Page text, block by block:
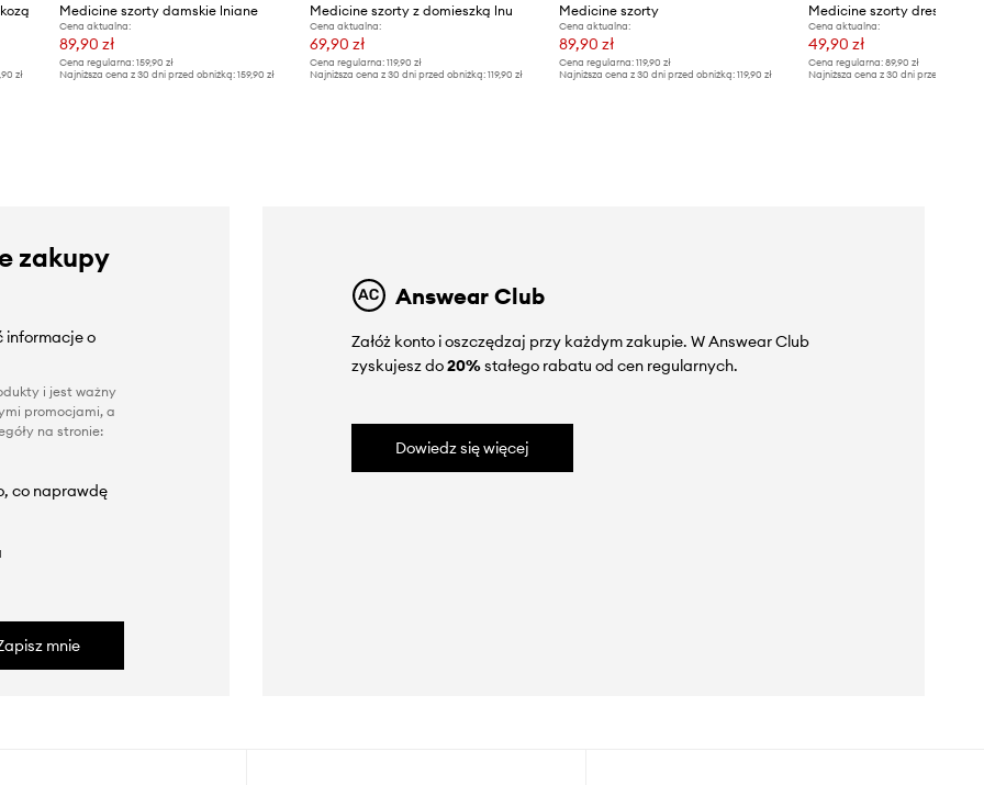
zł
Medicine szorty damskie lniane
Cena aktualna:
89,90 zł
Cena regularna: 159,90 zł
Najniższa cena z 30 dni przed obniżką: 159,90 zł
Medicine szorty z domieszką lnu
Cena aktualna:
69,90 zł
Cena regularna: 119,90 zł
Najniższa cena z 30 dni przed obniżką: 119,90 zł
Medicine szorty
Cena aktualna:
89,90 zł
Cena regularna:119,90 zł
Najniższa cena z 30 dni przed obniżką:119,90 zł
Cena aktualna:
49,90 zł
Cena regularna: 89,90 zł
Najniższa cena z 30 dni przed obniżką:
zakupy
informacje o
i jest ważny
promocjami, a
na stronie:
co naprawdę
mnie
Answear Club
Załóż konto i oszczędzaj przy każdym zakupie. W Answear Club
zyskujesz do20%stałego rabatu od cen regularnych.
Dowiedz się więcej